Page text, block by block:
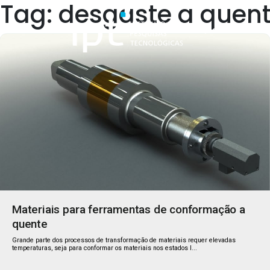
Quem Somos
Tag: desgaste a
Materiais para ferramentas de conformação a
quente
Grande parte dos processos de transformação de materiais requer elevadas
temperaturas, seja para conformar os materiais nos estados l...